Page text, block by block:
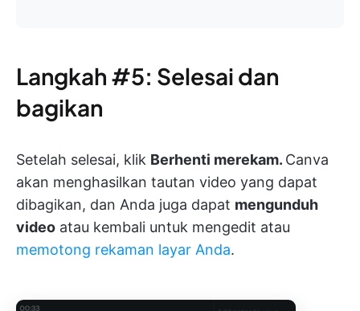
Langkah #5: Selesai dan
bagikan
Setelah selesai, klik Berhenti merekam. Canva
akan menghasilkan tautan video yang dapat
dibagikan, dan Anda juga dapat mengunduh
video atau kembali untuk mengedit atau
memotong rekaman layar Anda.